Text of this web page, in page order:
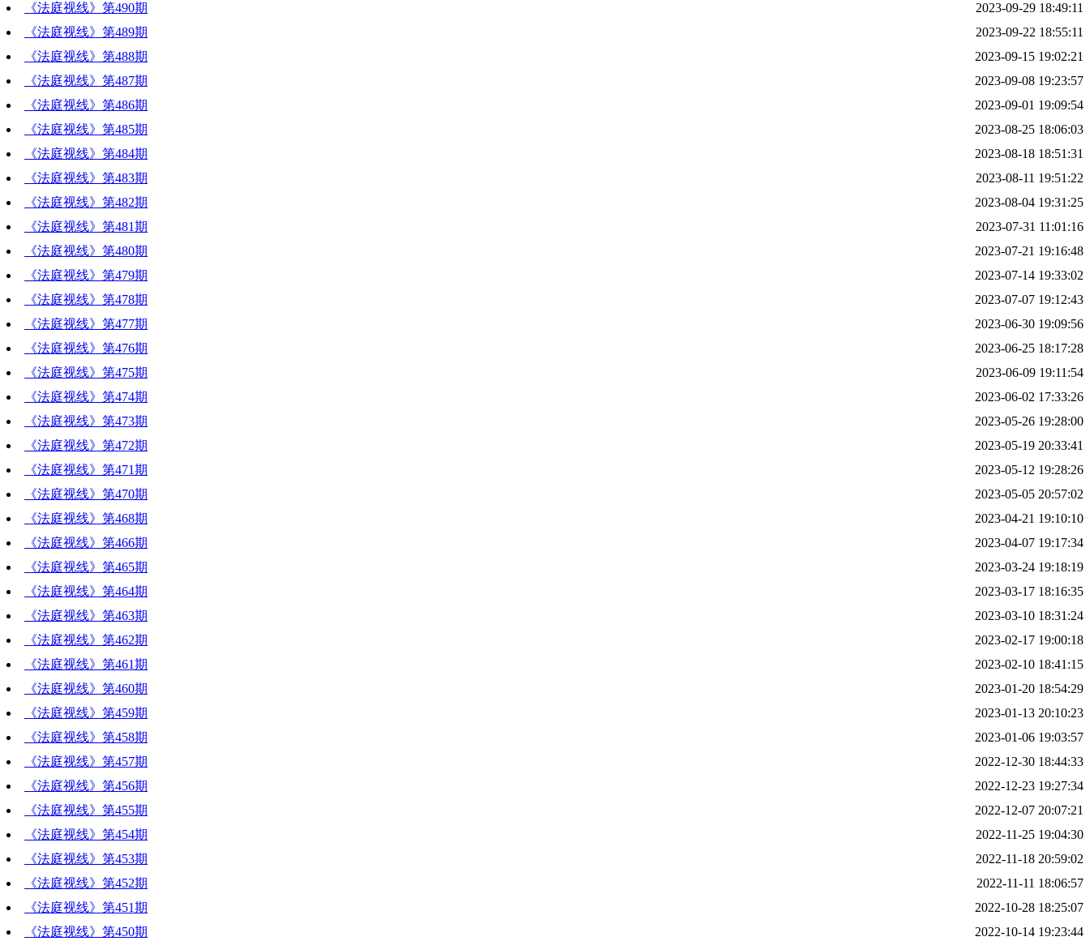
《法庭视线》第490期
2023-09-29 18:49:11
《法庭视线》第489期
2023-09-22 18:55:11
《法庭视线》第488期
2023-09-15 19:02:21
《法庭视线》第487期
2023-09-08 19:23:57
《法庭视线》第486期
2023-09-01 19:09:54
《法庭视线》第485期
2023-08-25 18:06:03
《法庭视线》第484期
2023-08-18 18:51:31
《法庭视线》第483期
2023-08-11 19:51:22
《法庭视线》第482期
2023-08-04 19:31:25
《法庭视线》第481期
2023-07-31 11:01:16
《法庭视线》第480期
2023-07-21 19:16:48
《法庭视线》第479期
2023-07-14 19:33:02
《法庭视线》第478期
2023-07-07 19:12:43
《法庭视线》第477期
2023-06-30 19:09:56
《法庭视线》第476期
2023-06-25 18:17:28
《法庭视线》第475期
2023-06-09 19:11:54
《法庭视线》第474期
2023-06-02 17:33:26
《法庭视线》第473期
2023-05-26 19:28:00
《法庭视线》第472期
2023-05-19 20:33:41
《法庭视线》第471期
2023-05-12 19:28:26
《法庭视线》第470期
2023-05-05 20:57:02
《法庭视线》第468期
2023-04-21 19:10:10
《法庭视线》第466期
2023-04-07 19:17:34
《法庭视线》第465期
2023-03-24 19:18:19
《法庭视线》第464期
2023-03-17 18:16:35
《法庭视线》第463期
2023-03-10 18:31:24
《法庭视线》第462期
2023-02-17 19:00:18
《法庭视线》第461期
2023-02-10 18:41:15
《法庭视线》第460期
2023-01-20 18:54:29
《法庭视线》第459期
2023-01-13 20:10:23
《法庭视线》第458期
2023-01-06 19:03:57
《法庭视线》第457期
2022-12-30 18:44:33
《法庭视线》第456期
2022-12-23 19:27:34
《法庭视线》第455期
2022-12-07 20:07:21
《法庭视线》第454期
2022-11-25 19:04:30
《法庭视线》第453期
2022-11-18 20:59:02
《法庭视线》第452期
2022-11-11 18:06:57
《法庭视线》第451期
2022-10-28 18:25:07
《法庭视线》第450期
2022-10-14 19:23:44